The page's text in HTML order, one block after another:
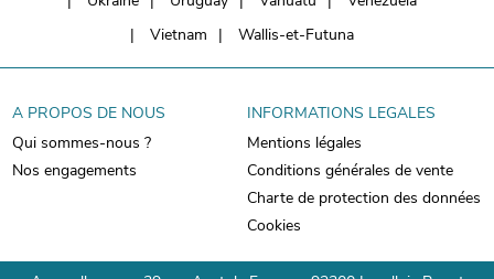
Vietnam
Wallis-et-Futuna
A PROPOS DE NOUS
Qui sommes-nous ?
Nos engagements
INFORMATIONS LEGALES
Mentions légales
Conditions générales de vente
Charte de protection des données
Cookies